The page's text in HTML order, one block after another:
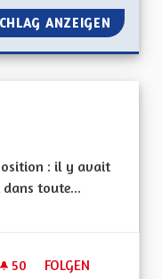
ANZEIGEN
: il y avait
toute...
50 50 FOLLOWER
FOLGEN